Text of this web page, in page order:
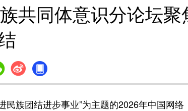
共同体意识分论坛聚
族团结进步事业”为主题的2026年中国网络